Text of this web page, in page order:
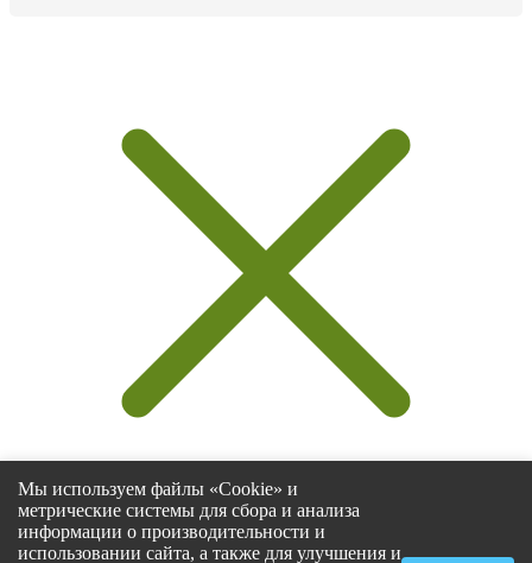
Мы используем файлы «Cookie» и
метрические системы для сбора и анализа
информации о производительности и
использовании сайта, а также для улучшения и